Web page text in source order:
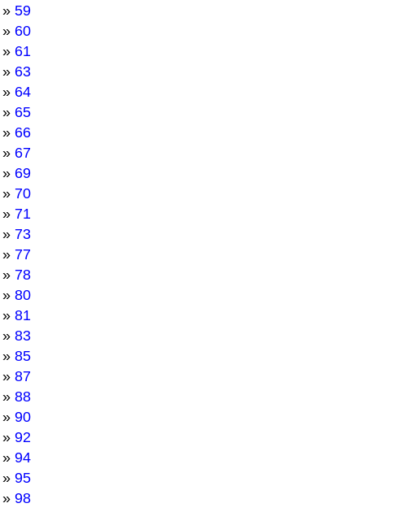
» 59
» 60
» 61
» 63
» 64
» 65
» 66
» 67
» 69
» 70
» 71
» 73
» 77
» 78
» 80
» 81
» 83
» 85
» 87
» 88
» 90
» 92
» 94
» 95
» 98